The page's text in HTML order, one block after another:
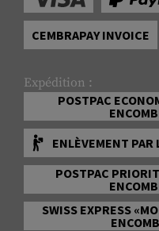
CEMBRAPAY INVOICE
Expédition :
POSTPAC
ENLÈVEMENT PAR
POSTPAC
SWISS EXPRESS